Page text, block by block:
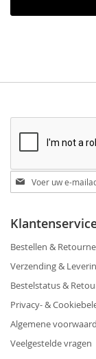
Blijf
op
hoogte
Bestellen &
Verzending &
Bestelstatus &
Privacy- &
Algemene
Veelgestelde vragen